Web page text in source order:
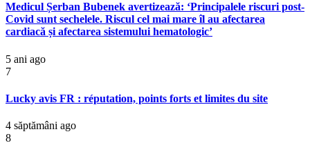
Medicul Șerban Bubenek avertizează: ‘Principalele riscuri post-
Covid sunt sechelele. Riscul cel mai mare îl au afectarea
cardiacă și afectarea sistemului hematologic’
5 ani ago
7
Lucky avis FR : réputation, points forts et limites du site
4 săptămâni ago
8